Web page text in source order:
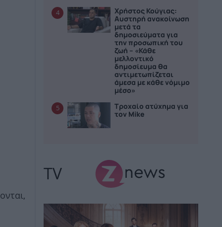
4
Χρήστος Κούγιας:
Αυστηρή ανακοίνωση
μετά τα
δημοσιεύματα για
την προσωπική του
ζωή – «Κάθε
μελλοντικό
δημοσίευμα θα
αντιμετωπίζεται
άμεσα με κάθε νόμιμο
μέσο»
5
Τροχαίο ατύχημα για
τον Mike
TV